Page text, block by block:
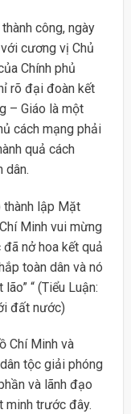
công, ngày
cương vị Chủ
Chính phủ
rõ đại đoàn kết
– Giáo là một
cách mạng phải
quả cách
dân.
lập Mặt
Minh vui mừng
nở hoa kết quả
toàn dân và nó
“ (Tiểu Luận:
đất nước)
Chí Minh và
tộc giải phóng
và lãnh đạo
minh trước đây.